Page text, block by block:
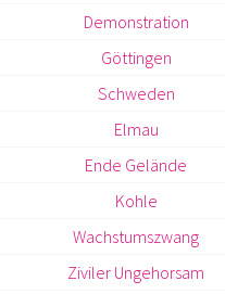
Demonstration
Göttingen
Schweden
Elmau
Ende Gelände
Kohle
Wachstumszwang
Ziviler Ungehorsam